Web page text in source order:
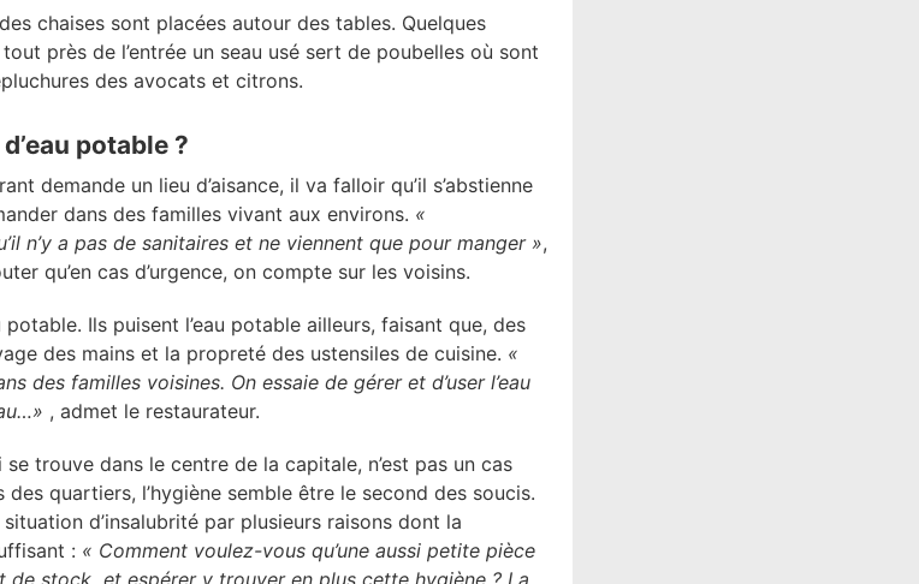
chaises sont placées autour des tables. Quelques
près de l’entrée un seau usé sert de poubelles où sont
des avocats et citrons.
potable ?
demande un lieu d’aisance, il va falloir qu’il s’abstienne
dans des familles vivant aux environs. «
n’y a pas de sanitaires et ne viennent que pour manger »,
qu’en cas d’urgence, on compte sur les voisins.
potable. Ils puisent l’eau potable ailleurs, faisant que, des
des mains et la propreté des ustensiles de cuisine. «
des familles voisines. On essaie de gérer et d’user l’eau
, admet le restaurateur.
trouve dans le centre de la capitale, n’est pas un cas
quartiers, l’hygiène semble être le second des soucis.
d’insalubrité par plusieurs raisons dont la
: « Comment voulez-vous qu’une aussi petite pièce
de stock et espérer y trouver en plus cette hygiène ? La